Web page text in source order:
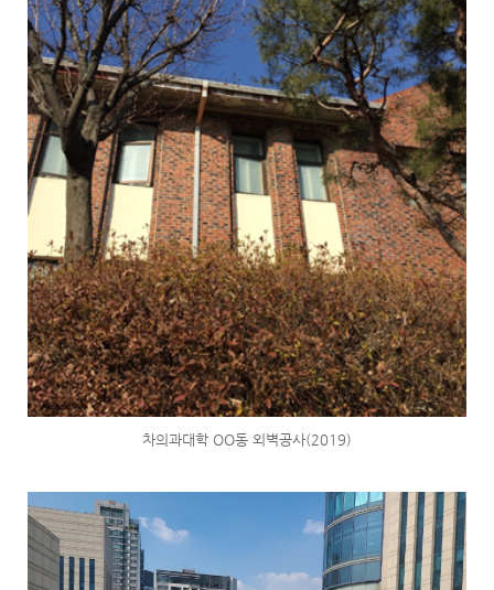
차의과대학 OO동 외벽공사(2019)